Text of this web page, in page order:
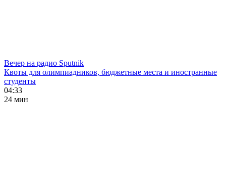
Вечер на радио Sputnik
Квоты для олимпиадников, бюджетные места и иностранные
студенты
04:33
24 мин